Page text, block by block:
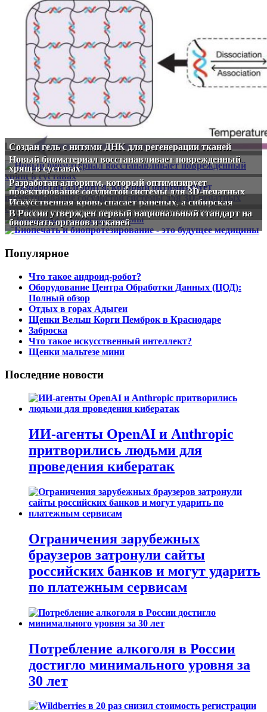
Создан гель с нитями ДНК для регенерации тканей
Новый биоматериал восстанавливает поврежденный
хрящ в суставах
Разработан алгоритм, который оптимизирует
проектирование сосудистой системы для 3D-печатных
сердец
Искусственная кровь спасает раненых, а сибирская
мерзлота открывает охоту на древних хищников
В России утвержден первый национальный стандарт на
биопечать органов и тканей
Популярное
Что такое андроид-робот?
Оборудование Центра Обработки Данных (ЦОД):
Полный обзор
Отдых в горах Адыгеи
Щенки Вельш Корги Пемброк в Краснодаре
Заброска
Что такое искусственный интеллект?
Щенки мальтезе мини
Последние новости
ИИ-агенты OpenAI и Anthropic
притворились людьми для
проведения кибератак
Ограничения зарубежных
браузеров затронули сайты
российских банков и могут ударить
по платежным сервисам
Потребление алкоголя в России
достигло минимального уровня за
30 лет